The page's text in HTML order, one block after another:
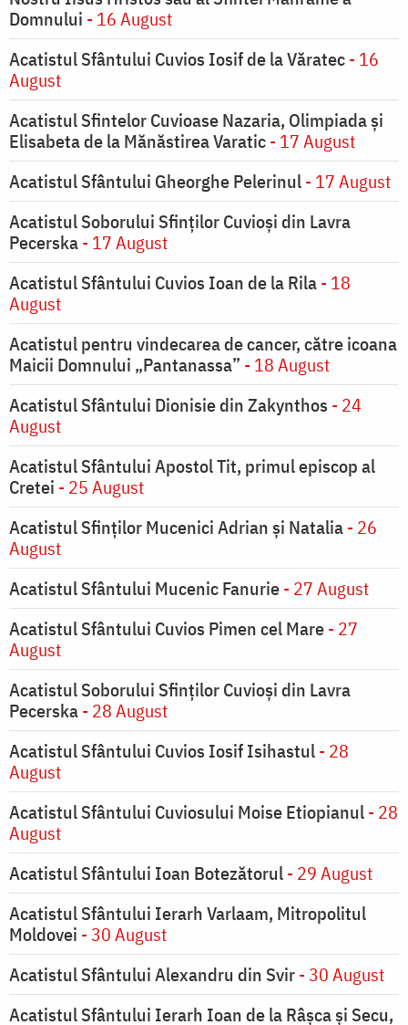
Domnului - 16 August
Acatistul Sfântului Cuvios Iosif de la Văratec- 16
August
Acatistul Sfintelor Cuvioase Nazaria, Olimpiada și
Elisabeta de la Mănăstirea Varatic- 17 August
Acatistul Sfântului Gheorghe Pelerinul- 17 August
Acatistul Soborului Sfinților Cuvioși din Lavra
Pecerska- 17 August
Acatistul Sfântului Cuvios Ioan de la Rila- 18
August
Acatistul pentru vindecarea de cancer, către icoana
Maicii Domnului „Pantanassa” - 18 August
Acatistul Sfântului Dionisie din Zakynthos - 24
August
Acatistul Sfântului Apostol Tit, primul episcop al
Cretei - 25 August
Acatistul Sfinților Mucenici Adrian și Natalia- 26
August
Acatistul Sfântului Mucenic Fanurie- 27 August
Acatistul Sfântului Cuvios Pimen cel Mare- 27
August
Acatistul Soborului Sfinților Cuvioși din Lavra
Pecerska- 28 August
Acatistul Sfântului Cuvios Iosif Isihastul- 28
August
Acatistul Sfântului Cuviosului Moise Etiopianul- 28
August
Acatistul Sfântului Ioan Botezătorul- 29 August
Acatistul Sfântului Ierarh Varlaam, Mitropolitul
Moldovei - 30 August
Acatistul Sfântului Alexandru din Svir- 30 August
Acatistul Sfântului Ierarh Ioan de la Râşca şi Secu,